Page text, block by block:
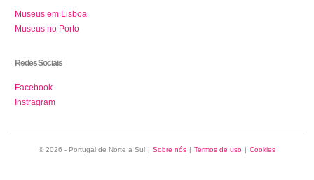
Museus em Lisboa
Museus no Porto
Redes Sociais
Facebook
Instragram
© 2026 - Portugal de Norte a Sul | Sobre nós | Termos de uso | Cookies